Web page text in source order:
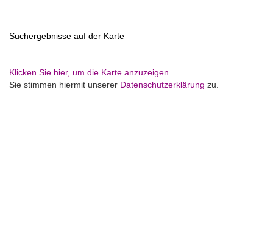
Suchergebnisse auf der Karte
Klicken Sie hier, um die Karte anzuzeigen.
Sie stimmen hiermit unserer Datenschutzerklärung zu.